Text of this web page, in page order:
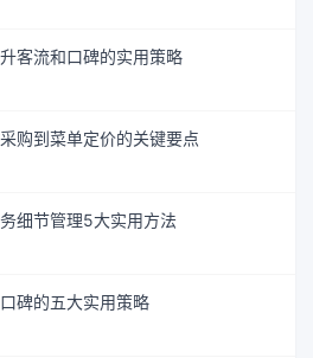
客流和口碑的实用策略
购到菜单定价的关键要点
细节管理5大实用方法
碑的五大实用策略